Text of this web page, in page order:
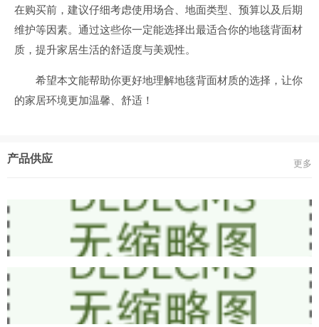
在购买前，建议仔细考虑使用场合、地面类型、预算以及后期
维护等因素。通过这些你一定能选择出最适合你的地毯背面材
质，提升家居生活的舒适度与美观性。
希望本文能帮助你更好地理解地毯背面材质的选择，让你
的家居环境更加温馨、舒适！
产品供应 更多